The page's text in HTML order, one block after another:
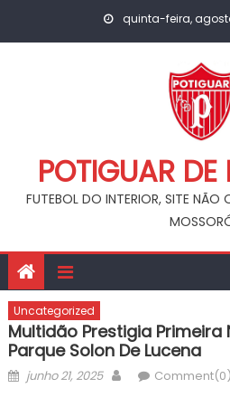
quinta-feira,
POTIGUAR
FUTEBOL DO INTERIOR, SITE NÃO
Uncategorized
Multidão Prestigia Primeira
Parque Solon De Lucena
Posted
junho 21, 2025 AuthorComment(0)